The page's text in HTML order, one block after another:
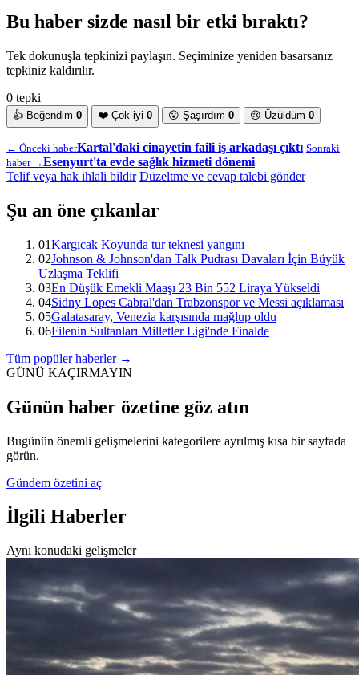
Bu haber sizde nasıl bir etki bıraktı?
Tek dokunuşla tepkinizi paylaşın. Seçiminize yeniden basarsanız
tepkiniz kaldırılır.
0 tepki
👍 Beğendim 0 ❤️ Çok iyi 0 😮 Şaşırdım 0 😢 Üzüldüm 0
← Önceki haberKartal'daki cinayetin faili iş arkadaşı çıktı Sonraki
haber →Esenyurt'ta evde sağlık hizmeti dönemi
Telif veya hak ihlali bildir Düzeltme ve cevap talebi gönder
Şu an öne çıkanlar
01Kargıcak Koyunda tur teknesi yangını
02Johnson & Johnson'dan Talk Pudrası Davaları İçin Büyük
Uzlaşma Teklifi
03En Düşük Emekli Maaşı 23 Bin 552 Liraya Yükseldi
04Sidny Lopes Cabral'dan Trabzonspor ve Messi açıklaması
05Galatasaray, Venezia karşısında mağlup oldu
06Filenin Sultanları Milletler Ligi'nde Finalde
Tüm popüler haberler →
GÜNÜ KAÇIRMAYIN
Günün haber özetine göz atın
Bugünün önemli gelişmelerini kategorilere ayrılmış kısa bir sayfada
görün.
Gündem özetini aç
İlgili Haberler
Aynı konudaki gelişmeler